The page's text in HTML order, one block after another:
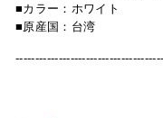
■カラー：ホワイト
■原産国：台湾